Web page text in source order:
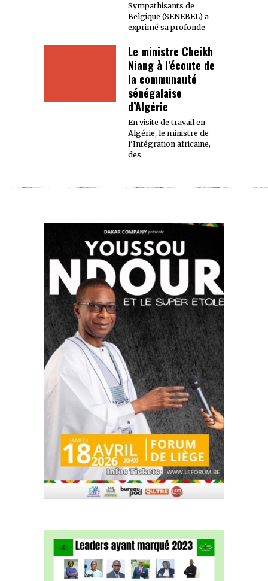
Sympathisants de
Belgique (SENEBEL) a
exprimé sa profonde
Le ministre Cheikh
Niang à l’écoute de
la communauté
sénégalaise
d’Algérie
En visite de travail en
Algérie, le ministre de
l’Intégration africaine,
des